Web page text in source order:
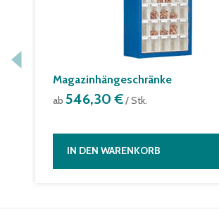
Magazinhängeschränke
ab 546,30 €/ Stk.
IN DEN WARENKORB